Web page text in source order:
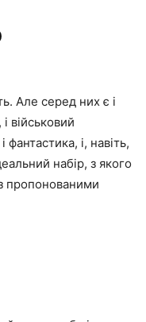
Але серед них є і
військовий
і, навіть,
набір, з якого
пропонованими